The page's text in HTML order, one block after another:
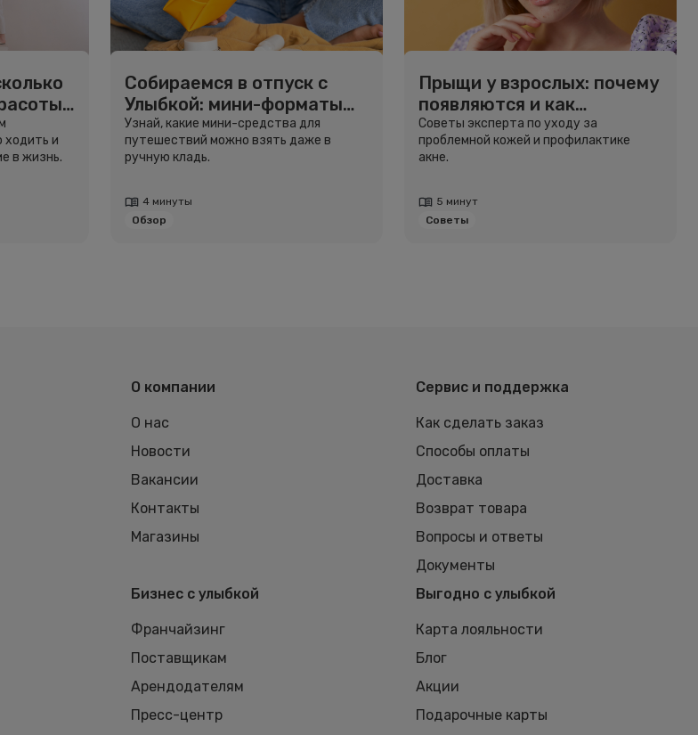
ходить и
в жизнь.
Собираемся в отпуск с
Улыбкой: мини-форматы
для путешествий
Узнай, какие мини-средства для
путешествий можно взять даже в
ручную кладь.
4 минуты
Обзор
Прыщи у взрослых: почему
появляются и как
избавиться
Советы эксперта по уходу за
проблемной кожей и профилактике
акне.
5 минут
Советы
О компании
О нас
Новости
Вакансии
Контакты
Магазины
Сервис и поддержка
Как сделать заказ
Способы оплаты
Доставка
Возврат товара
Вопросы и ответы
Документы
Бизнес с улыбкой
Франчайзинг
Поставщикам
Арендодателям
Пресс-центр
Выгодно с улыбкой
Карта лояльности
Блог
Акции
Подарочные карты